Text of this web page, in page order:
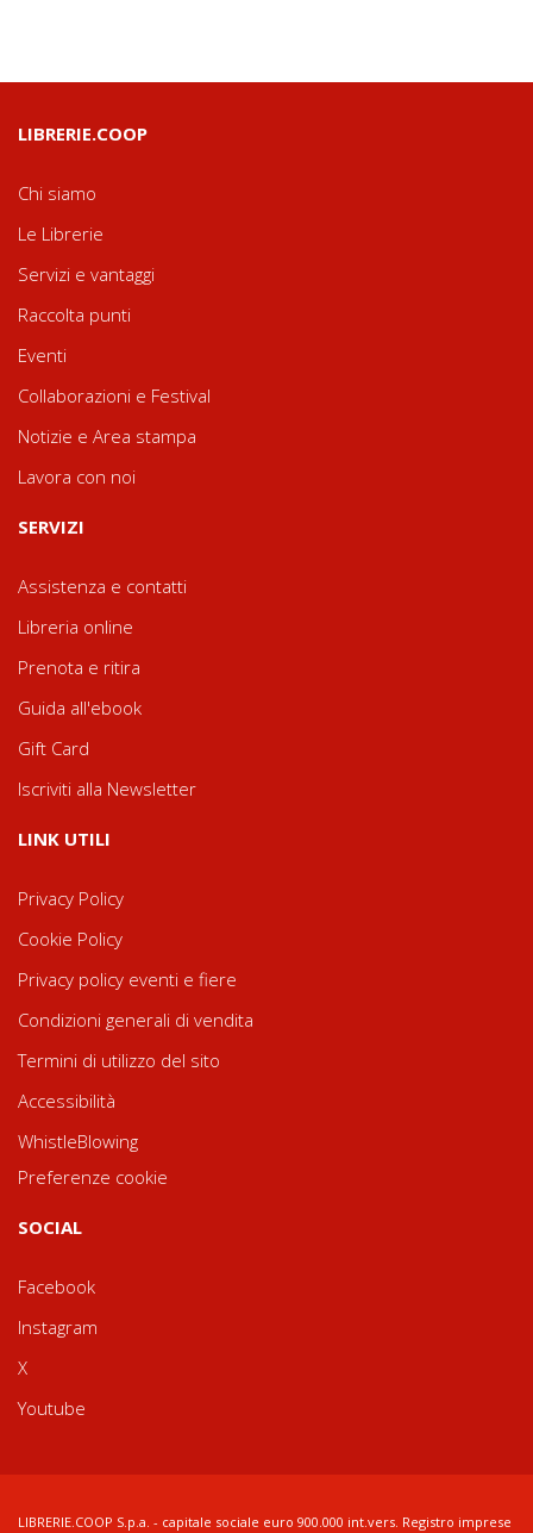
LIBRERIE.COOP
Chi siamo
Le Librerie
Servizi e vantaggi
Raccolta punti
Eventi
Collaborazioni e Festival
Notizie e Area stampa
Lavora con noi
SERVIZI
Assistenza e contatti
Libreria online
Prenota e ritira
Guida all'ebook
Gift Card
Iscriviti alla Newsletter
LINK UTILI
Privacy Policy
Cookie Policy
Privacy policy eventi e fiere
Condizioni generali di vendita
Termini di utilizzo del sito
Accessibilità
WhistleBlowing
Preferenze cookie
SOCIAL
Facebook
Instagram
X
Youtube
LIBRERIE.COOP S.p.a. - capitale sociale euro 900.000 int.vers. Registro imprese